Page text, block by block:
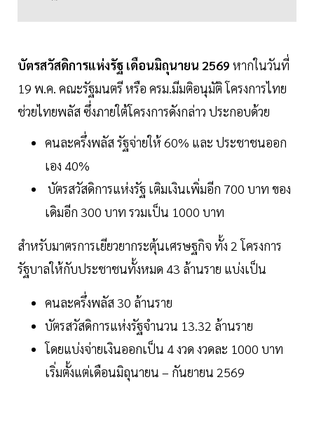
บัตรสวัสดิการแห่งรัฐ เดือนมิถุนายน 2569 หากในวันที่
19 พ.ค. คณะรัฐมนตรี หรือ ครม.มีมติอนุมัติ โครงการไทย
ช่วยไทยพลัส ซึ่งภายใต้โครงการดังกล่าว ประกอบด้วย
คนละครึ่งพลัส รัฐจ่ายให้ 60% และ ประชาชนออก
เอง 40%
บัตรสวัสดิการแห่งรัฐ เติมเงินเพิ่มอีก 700 บาท ของ
เดิมอีก 300 บาท รวมเป็น 1000 บาท
สำหรับมาตรการเยียวยากระตุ้นเศรษฐกิจ ทั้ง 2 โครงการ
รัฐบาลให้กับประชาชนทั้งหมด 43 ล้านราย แบ่งเป็น
คนละครึ่งพลัส 30 ล้านราย
บัตรสวัสดิการแห่งรัฐจำนวน 13.32 ล้านราย
โดยแบ่งจ่ายเงินออกเป็น 4 งวด งวดละ 1000 บาท
เริ่มตั้งแต่เดือนมิถุนายน – กันยายน 2569